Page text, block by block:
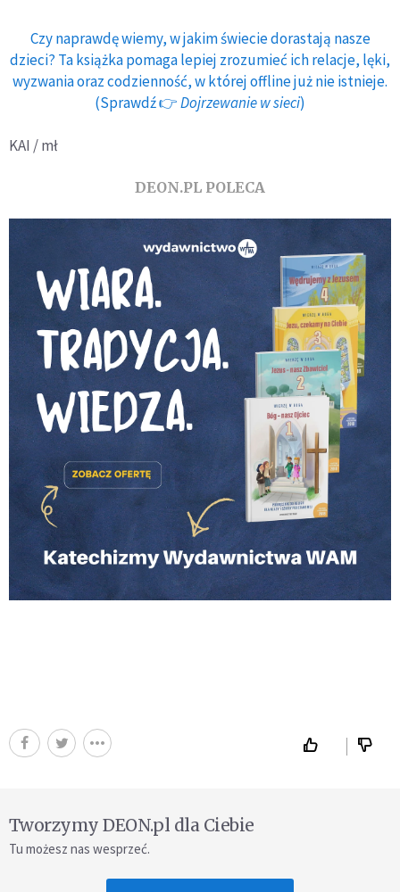
Czy naprawdę wiemy, w jakim świecie dorastają nasze
dzieci? Ta książka pomaga lepiej zrozumieć ich relacje, lęki,
wyzwania oraz codzienność, w której offline już nie istnieje.
(Sprawdź 👉Dojrzewanie w sieci)
KAI / mł
DEON.PL POLECA
Tworzymy DEON.pl dla Ciebie
Tu możesz nas wesprzeć.